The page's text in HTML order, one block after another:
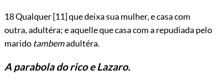
18 Qualquer[11]que deixa sua mulher, e casa com
outra, adultéra; e aquelle que casa com a repudiada pelo
marido tambemadultéra.
A parabola do rico e Lazaro.